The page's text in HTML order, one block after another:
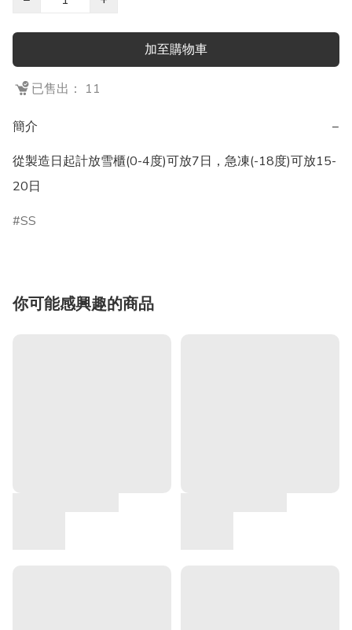
加至購物車
已售出： 11
簡介
−
從製造日起計放雪櫃(0-4度)可放7日，急凍(-18度)可放15-
20日
SS
你可能感興趣的商品